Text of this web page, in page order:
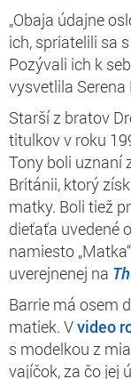
„Obaja údajne
ich, spriatelili sa
Pozývali ich k
vysvetlila Serena
Starší z bratov
titulkov v roku
Tony boli uznaní
Británii, ktorý
matky. Boli tiež
dieťaťa uvedené
namiesto
uverejnenej na
Barrie má osem
matiek. Vvideo
s modelkou z
vajíčok, za čo jej